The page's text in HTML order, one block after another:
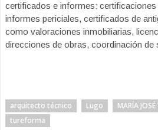
certificados e informes:
informes periciales, certificados de
como valoraciones inmobiliarias,
direcciones de obras, coordinación de
arquitecto técnico Lugo
MARÍA
tureforma